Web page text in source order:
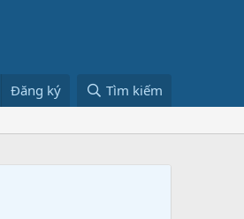
Đăng ký Tìm kiếm